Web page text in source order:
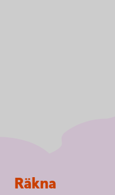
Sidfot
Räkna